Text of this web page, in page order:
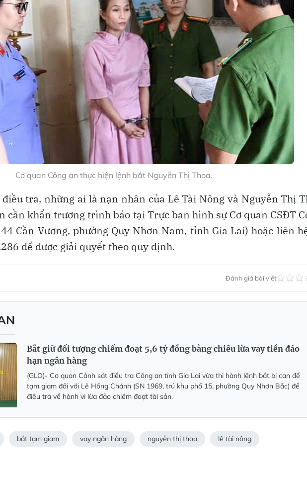
Cơ quan Công an thực hiện lệnh bắt Nguyễn Thị Thoa.
tra, những ai là nạn nhân của Lê Tài Nông và Nguyễn Thị
cần khẩn trương trình báo tại Trực ban hình sự Cơ quan CSĐT
Cần Vương, phường Quy Nhơn Nam, tỉnh Gia Lai) hoặc liên
để được giải quyết theo quy định.
Đánh giá bài viết
Bắt giữ đối tượng chiếm đoạt 5,6 tỷ đồng bằng chiêu lừa vay tiền đáo
hạn ngân hàng
(GLO)- Cơ quan Cảnh sát điều tra Công an tỉnh Gia Lai vừa thi hành lệnh bắt bị can để
tạm giam đối với Lê Hồng Chánh (SN 1969, trú khu phố 15, phường Quy Nhơn Bắc) để
điều tra về hành vi lừa đảo chiếm đoạt tài sản.
bắt tạm giam vay ngân hàng nguyễn thị thoa lê tài nông